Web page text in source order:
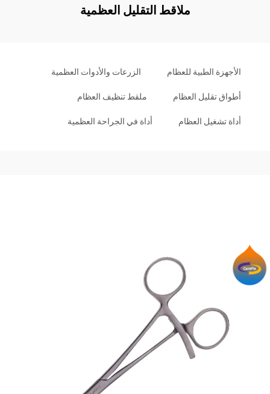
ملاقط التقليل العظمية
الأجهزة الطبية للعظام الزرعات والأدوات العظمية
أطواق تقليل العظام ملقط تنظيف العظام
أداة تشغيل العظام أداة في الجراحة العظمية